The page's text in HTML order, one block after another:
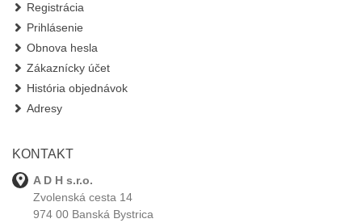
Registrácia
Prihlásenie
Obnova hesla
Zákaznícky účet
História objednávok
Adresy
KONTAKT
A D H s.r.o.
Zvolenská cesta 14
974 00 Banská Bystrica